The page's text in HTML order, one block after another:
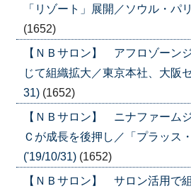
「リゾート」展開／ソウル・パ
(1652)
【ＮＢサロン】 アフロゾーン
じて組織拡大／東京本社、大阪
31) (1652)
【ＮＢサロン】 ニナファーム
Ｃが成長を後押し／「プラッス
('19/10/31) (1652)
【ＮＢサロン】 サロン活用で